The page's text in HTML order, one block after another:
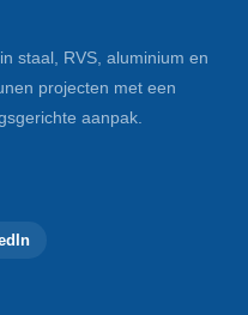
staal, RVS, aluminium en
projecten met een
aanpak.